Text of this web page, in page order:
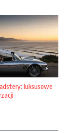
luksusowe